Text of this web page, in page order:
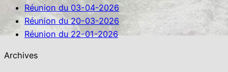
Réunion du 03-04-2026
Réunion du 20-03-2026
Réunion du 22-01-2026
Archives